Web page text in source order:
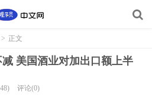
> 正文
美国酒业对加出口额上半
评论(0)